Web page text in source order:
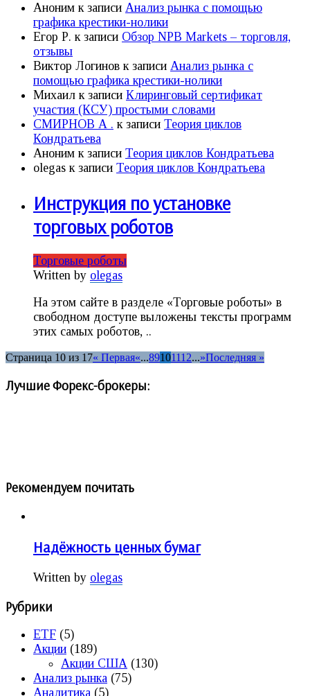
Аноним к записи Анализ рынка с помощью
графика крестики-нолики
Егор Р. к записи Обзор NPB Markets – торговля,
отзывы
Виктор Логинов к записи Анализ рынка с
помощью графика крестики-нолики
Михаил к записи Клиринговый сертификат
участия (КСУ) простыми словами
СМИРНОВ А . к записи Теория циклов
Кондратьева
Аноним к записи Теория циклов Кондратьева
olegas к записи Теория циклов Кондратьева
Инструкция по установке
торговых роботов
Торговые роботы
Written by olegas
На этом сайте в разделе «Торговые роботы» в
свободном доступе выложены тексты программ
этих самых роботов, ..
Страница 10 из 17« Первая«...89101112...»Последняя »
Лучшие Форекс-брокеры:
Рекомендуем почитать
Надёжность ценных бумаг
Written by olegas
Рубрики
ETF (5)
Акции (189)
Акции США (130)
Анализ рынка (75)
Аналитика (5)